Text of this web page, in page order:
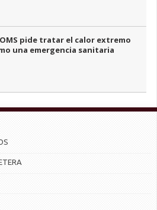
pide tratar el calor extremo
una emergencia sanitaria